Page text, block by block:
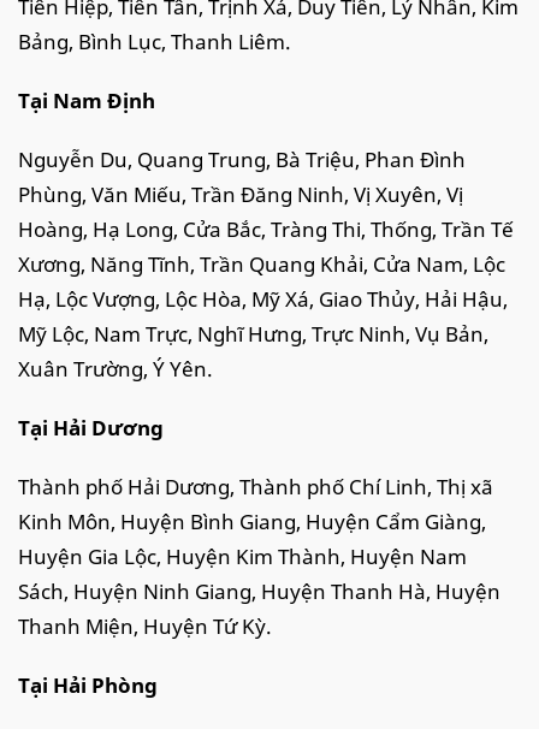
Tiên Hiệp, Tiên Tân, Trịnh Xá, Duy Tiên, Lý Nhân, Kim
Bảng, Bình Lục, Thanh Liêm.
Tại Nam Định
Nguyễn Du, Quang Trung, Bà Triệu, Phan Đình
Phùng, Văn Miếu, Trần Đăng Ninh, Vị Xuyên, Vị
Hoàng, Hạ Long, Cửa Bắc, Tràng Thi, Thống, Trần Tế
Xương, Năng Tĩnh, Trần Quang Khải, Cửa Nam, Lộc
Hạ, Lộc Vượng, Lộc Hòa, Mỹ Xá, Giao Thủy, Hải Hậu,
Mỹ Lộc, Nam Trực, Nghĩ Hưng, Trực Ninh, Vụ Bản,
Xuân Trường, Ý Yên.
Tại Hải Dương
Thành phố Hải Dương, Thành phố Chí Linh, Thị xã
Kinh Môn, Huyện Bình Giang, Huyện Cẩm Giàng,
Huyện Gia Lộc, Huyện Kim Thành, Huyện Nam
Sách, Huyện Ninh Giang, Huyện Thanh Hà, Huyện
Thanh Miện, Huyện Tứ Kỳ.
Tại Hải Phòng